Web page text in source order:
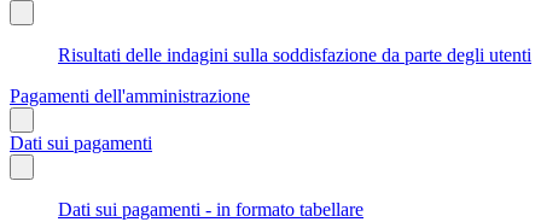
Risultati delle indagini sulla soddisfazione da parte degli utenti
Pagamenti dell'amministrazione
Dati sui pagamenti
Dati sui pagamenti - in formato tabellare